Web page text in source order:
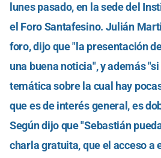
lunes pasado, en la sede del
el Foro Santafesino. Julián
foro, dijo que "la presentación
una buena noticia", y además
temática sobre la cual hay
que es de interés general, es
Según dijo que "Sebastián
charla gratuita, que el acceso a